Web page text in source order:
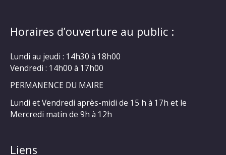
Horaires d’ouverture au public :
Lundi au jeudi : 14h30 à 18h00
Vendredi : 14h00 à 17h00
PERMANENCE DU MAIRE
Lundi et Vendredi après-midi de 15 h à 17h et le
Mercredi matin de 9h à 12h
Liens